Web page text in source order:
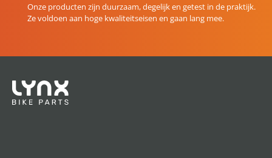
Onze producten zijn duurzaam, degelijk en getest in de praktijk.
Ze voldoen aan hoge kwaliteitseisen en gaan lang mee.